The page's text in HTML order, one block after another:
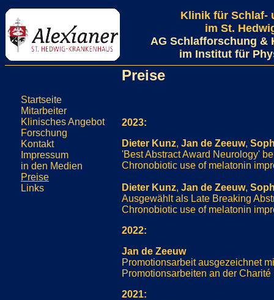
Klinik für Schlaf-
im St.
AG Schlafforschung &
im Institut für
Startseite
Mitarbeiter
Klinisches Angebot
Forschung
Kontakt
Impressum
in den Medien
Preise
Links
Preise
2023:
Dieter Kunz, Jan de Zeeuw,
'Best Abstract Award Neurology'
Chronobiotic use of melatonin
Dieter Kunz, Jan de Zeeuw,
Ausgewählt als Late Breaking
Chronobiotic use of melatonin
2022:
Jan de Zeeuw
Promotionsarbeit ausgezeichnet
Promotionsarbeiten an der Charité
2021: